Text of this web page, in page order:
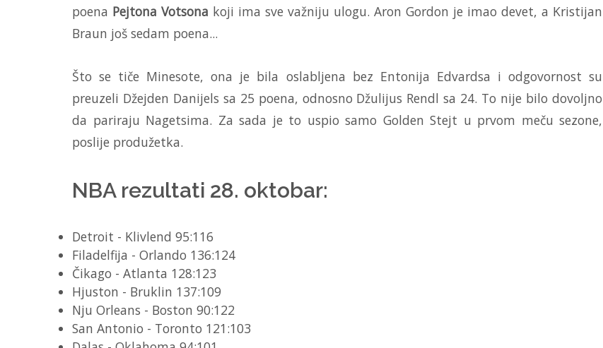
poena Pejtona Votsona koji ima sve važniju ulogu. Aron Gordon je imao devet, a Kristijan
Braun još sedam poena...
Što se tiče Minesote, ona je bila oslabljena bez Entonija Edvardsa i odgovornost su
preuzeli Džejden Danijels sa 25 poena, odnosno Džulijus Rendl sa 24. To nije bilo dovoljno
da pariraju Nagetsima. Za sada je to uspio samo Golden Stejt u prvom meču sezone,
poslije produžetka.
NBA rezultati 28. oktobar:
Detroit - Klivlend 95:116
Filadelfija - Orlando 136:124
Čikago - Atlanta 128:123
Hjuston - Bruklin 137:109
Nju Orleans - Boston 90:122
San Antonio - Toronto 121:103